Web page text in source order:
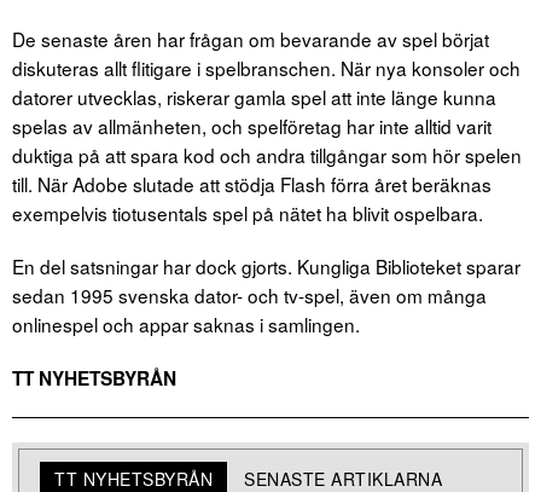
De senaste åren har frågan om bevarande av spel börjat
diskuteras allt flitigare i spelbranschen. När nya konsoler och
datorer utvecklas, riskerar gamla spel att inte länge kunna
spelas av allmänheten, och spelföretag har inte alltid varit
duktiga på att spara kod och andra tillgångar som hör spelen
till. När Adobe slutade att stödja Flash förra året beräknas
exempelvis tiotusentals spel på nätet ha blivit ospelbara.
En del satsningar har dock gjorts. Kungliga Biblioteket sparar
sedan 1995 svenska dator- och tv-spel, även om många
onlinespel och appar saknas i samlingen.
TT NYHETSBYRÅN
TT NYHETSBYRÅN SENASTE ARTIKLARNA